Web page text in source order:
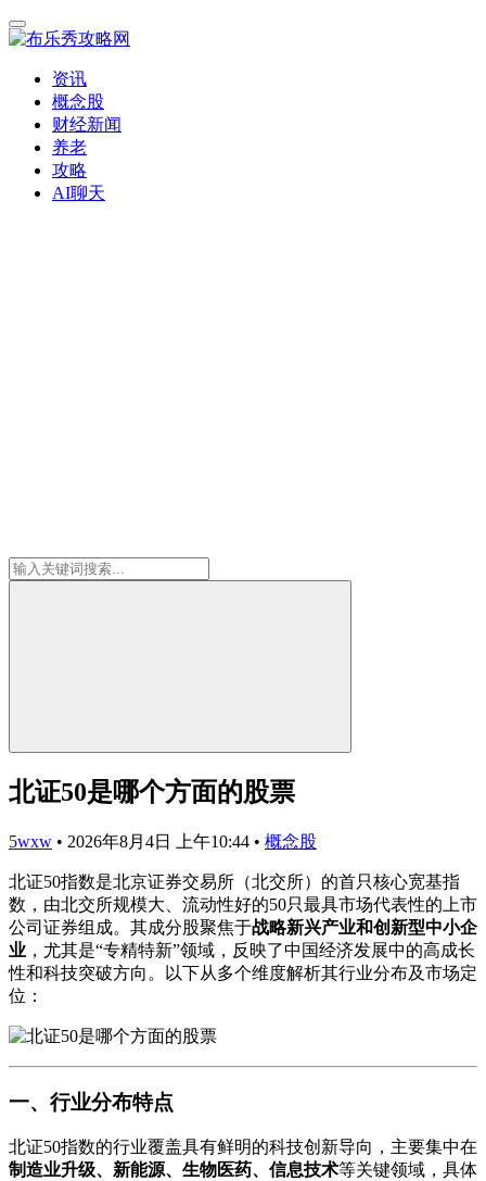
资讯
概念股
财经新闻
养老
攻略
AI聊天
北证50是哪个方面的股票
5wxw • 2026年8月4日 上午10:44 • 概念股
北证50指数是北京证券交易所（北交所）的首只核心宽基指
数，由北交所规模大、流动性好的50只最具市场代表性的上市
公司证券组成。其成分股聚焦于战略新兴产业和创新型中小企
业 ，尤其是“专精特新”领域，反映了中国经济发展中的高成长
性和科技突破方向。以下从多个维度解析其行业分布及市场定
位：
一、行业分布特点
北证50指数的行业覆盖具有鲜明的科技创新导向，主要集中在
制造业升级、新能源、生物医药、信息技术等关键领域，具体